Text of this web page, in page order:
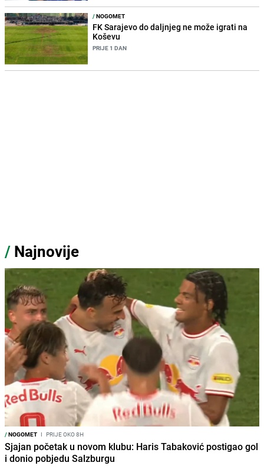
/NOGOMET
FK Sarajevo do daljnjeg ne može igrati na
Koševu
PRIJE 1 DAN
/ Najnovije
/NOGOMET I PRIJE OKO 8H
Sjajan početak u novom klubu: Haris Tabaković postigao gol
i donio pobjedu Salzburgu